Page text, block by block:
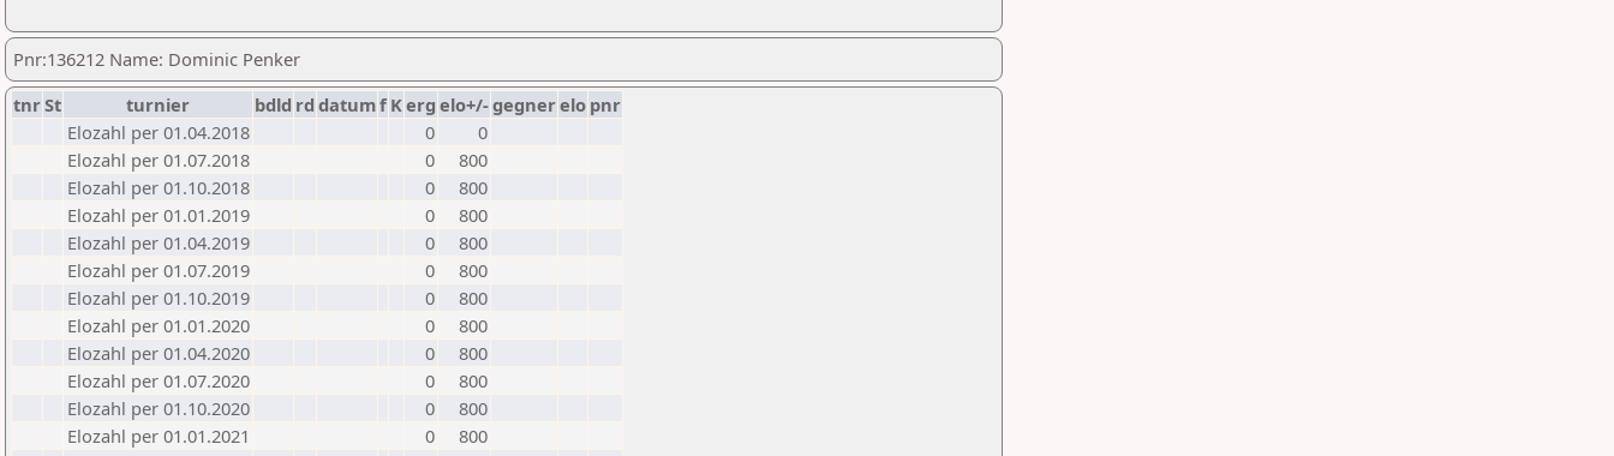
Pnr:136212 Name: Dominic Penker
tnrSt turnier bdld rd datumf Kerg elo+/-gegnerelo pnr
Elozahl per 01.04.2018
0
0
Elozahl per 01.07.2018
0
800
Elozahl per 01.10.2018
0
800
Elozahl per 01.01.2019
0
800
Elozahl per 01.04.2019
0
800
Elozahl per 01.07.2019
0
800
Elozahl per 01.10.2019
0
800
Elozahl per 01.01.2020
0
800
Elozahl per 01.04.2020
0
800
Elozahl per 01.07.2020
0
800
Elozahl per 01.10.2020
0
800
Elozahl per 01.01.2021
0
800